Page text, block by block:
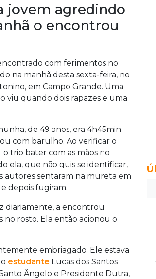
jovem agredindo
o encontrou
com ferimentos no
na manhã desta sexta-feira, no
em Campo Grande. Uma
viu quando dois rapazes e uma
de 49 anos, era 4h45min
com barulho. Ao verificar o
trio bater com as mãos no
ela, que não quis se identificar,
autores sentaram na mureta em
depois fugiram.
diariamente, a encontrou
no rosto. Ela então acionou o
embriagado. Ele estava
estudante Lucas dos Santos
Ângelo e Presidente Dutra,